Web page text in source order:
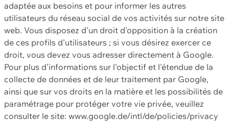
adaptée aux besoins et pour informer les autres
utilisateurs du réseau social de vos activités sur notre site
web. Vous disposez d'un droit d'opposition à la création
de ces profils d'utilisateurs ; si vous désirez exercer ce
droit, vous devez vous adresser directement à Google.
Pour plus d'informations sur l'objectif et l'étendue de la
collecte de données et de leur traitement par Google,
ainsi que sur vos droits en la matière et les possibilités de
paramétrage pour protéger votre vie privée, veuillez
consulter le site: www.google.de/intl/de/policies/privacy